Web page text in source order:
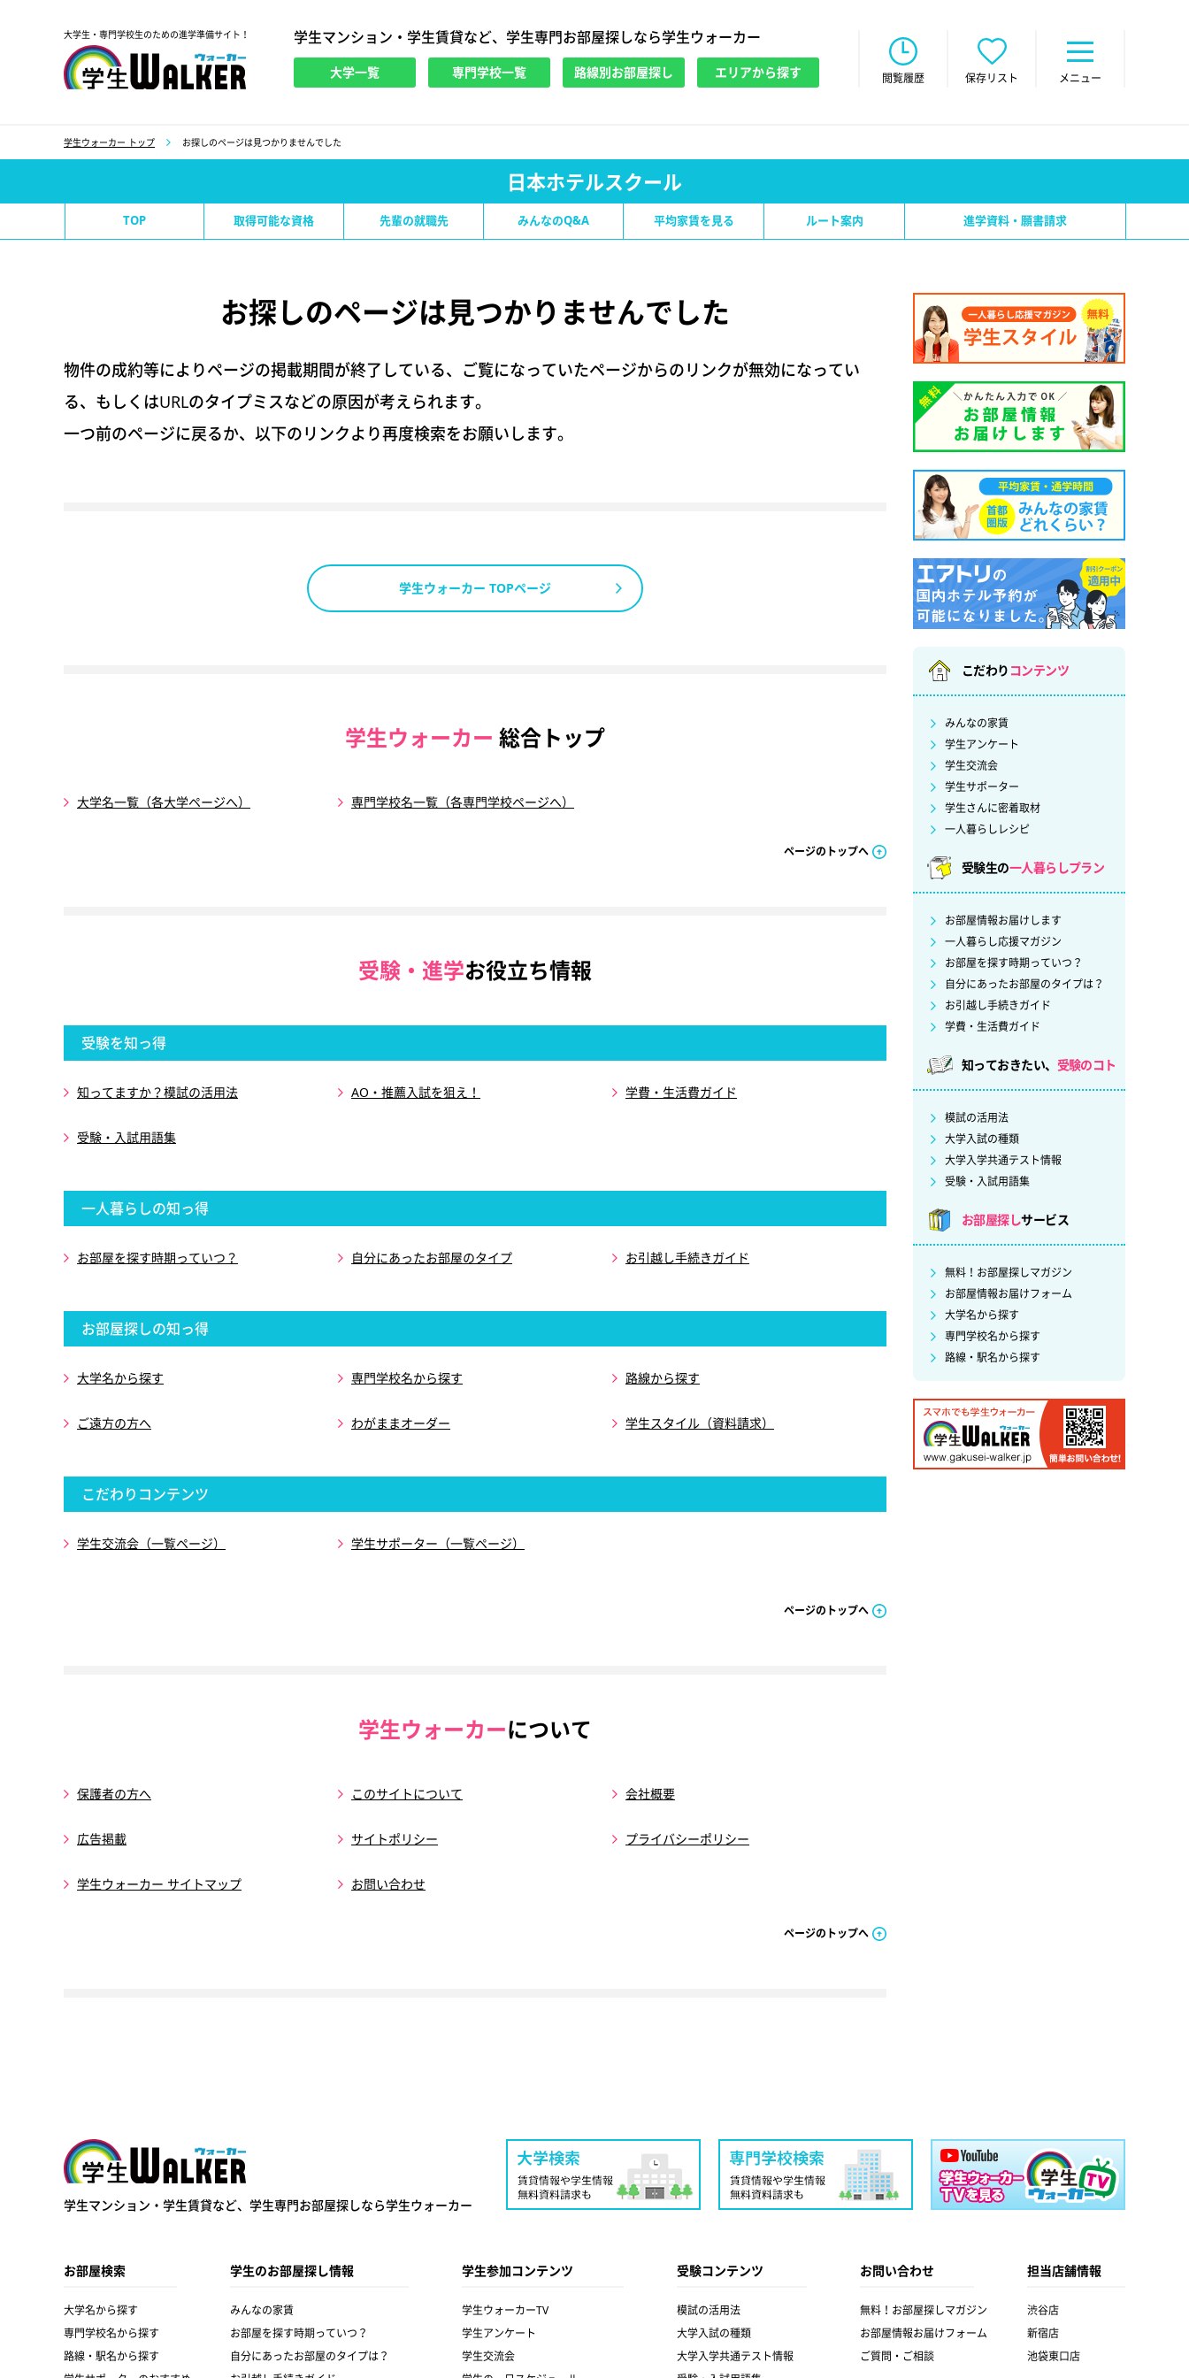
大学生・専門学校生のための進学準備サイト！ 学生マンション・学生賃貸など、学生専門お部屋探しなら学生ウォーカー
大学一覧 専門学校一覧 路線別お部屋探し エリアから探す 閲覧履歴 保存リスト メニュー
学生ウォーカー トップ お探しのページは見つかりませんでした
日本ホテルスクール
TOP 取得可能な資格 先輩の就職先 みんなのQ&A 平均家賃を見る ルート案内 進学資料・願書請求
お探しのページは見つかりませんでした
物件の成約等によりページの掲載期間が終了している、ご覧になっていたページからのリンクが無効になってい
る、もしくはURLのタイプミスなどの原因が考えられます。
一つ前のページに戻るか、以下のリンクより再度検索をお願いします。
学生ウォーカー TOPページ
学生ウォーカー 総合トップ
大学名一覧（各大学ページへ） 専門学校名一覧（各専門学校ページへ）
ページのトップへ
受験・進学お役立ち情報
受験を知っ得
知ってますか？模試の活用法 AO・推薦入試を狙え！ 学費・生活費ガイド
受験・入試用語集
一人暮らしの知っ得
お部屋を探す時期っていつ？ 自分にあったお部屋のタイプ お引越し手続きガイド
お部屋探しの知っ得
大学名から探す 専門学校名から探す 路線から探す
ご遠方の方へ わがままオーダー 学生スタイル（資料請求）
こだわりコンテンツ
学生交流会（一覧ページ） 学生サポーター（一覧ページ）
ページのトップへ
学生ウォーカーについて
保護者の方へ このサイトについて 会社概要
広告掲載 サイトポリシー プライバシーポリシー
学生ウォーカー サイトマップ お問い合わせ
ページのトップへ
こだわり コンテンツ
みんなの家賃
学生アンケート
学生交流会
学生サポーター
学生さんに密着取材
一人暮らしレシピ
受験生の一人暮らしプラン
お部屋情報お届けします
一人暮らし応援マガジン
お部屋を探す時期っていつ？
自分にあったお部屋のタイプは？
お引越し手続きガイド
学費・生活費ガイド
知っておきたい、 受験のコト
模試の活用法
大学入試の種類
大学入学共通テスト情報
受験・入試用語集
お部屋探しサービス
無料！お部屋探しマガジン
お部屋情報お届けフォーム
大学名から探す
専門学校名から探す
路線・駅名から探す
学生ウォーカー
学生マンション・学生賃貸など、 学生専門お部屋探しなら学生ウォーカー
お部屋検索
大学名から探す
専門学校名から探す
路線・駅名から探す
学生のお部屋探し情報
みんなの家賃
お部屋を探す時期っていつ？
自分にあったお部屋のタイプは？
学生参加コンテンツ
学生ウォーカーTV
学生アンケート
学生交流会
受験コンテンツ
模試の活用法
大学入試の種類
大学入学共通テスト情報
お問い合わせ
無料！お部屋探しマガジン
お部屋情報お届けフォーム
ご質問・ご相談
担当店舗情報
渋谷店
新宿店
池袋東口店